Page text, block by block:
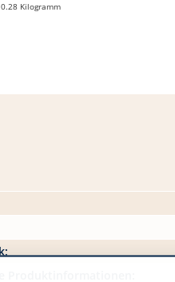
0.28 Kilogramm